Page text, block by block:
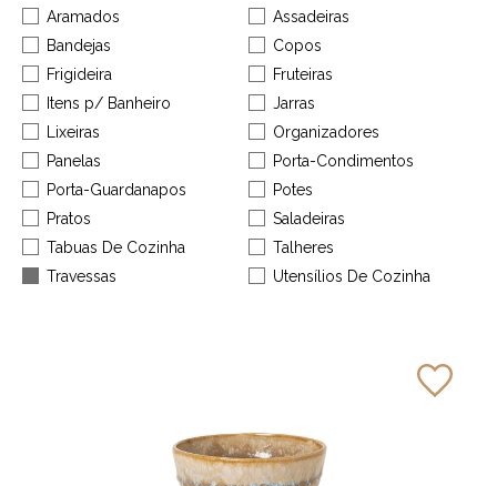
Aramados
Assadeiras
Bandejas
Copos
Frigideira
Fruteiras
Itens p/ Banheiro
Jarras
Lixeiras
Organizadores
Panelas
Porta-Condimentos
Porta-Guardanapos
Potes
Pratos
Saladeiras
Tabuas De Cozinha
Talheres
Travessas
Utensílios De Cozinha